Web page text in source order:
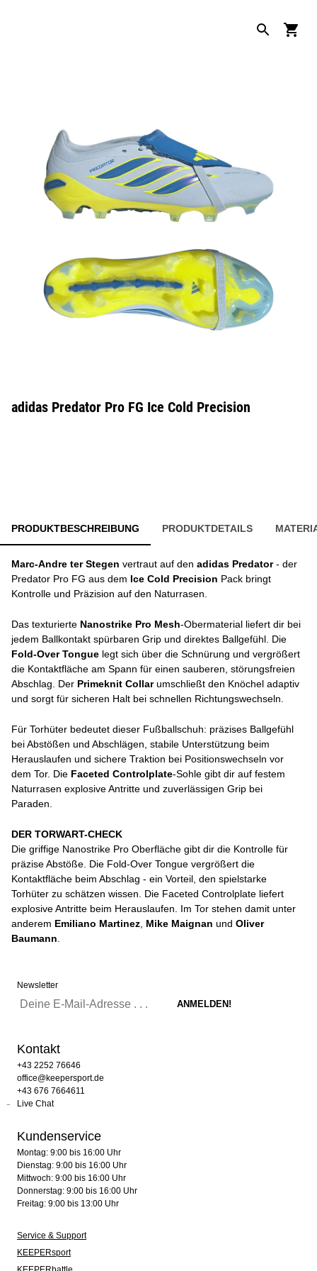
adidas Predator Pro FG Ice Cold Precision
PRODUKTBESCHREIBUNG PRODUKTDETAILS
Marc-Andre ter Stegen vertraut auf den adidas Predator- der
Predator Pro FG aus dem Ice Cold Precision Pack bringt
Kontrolle und Präzision auf den Naturrasen.
Das texturierte Nanostrike Pro Mesh-Obermaterial liefert dir bei
jedem Ballkontakt spürbaren Grip und direktes Ballgefühl. Die
Fold-Over Tongue legt sich über die Schnürung und vergrößert
die Kontaktfläche am Spann für einen sauberen, störungsfreien
Abschlag. Der Primeknit Collarumschließt den Knöchel adaptiv
und sorgt für sicheren Halt bei schnellen Richtungswechseln.
Für Torhüter bedeutet dieser Fußballschuh: präzises Ballgefühl
bei Abstößen und Abschlägen, stabile Unterstützung beim
Herauslaufen und sichere Traktion bei Positionswechseln vor
dem Tor. Die Faceted Controlplate-Sohle gibt dir auf festem
Naturrasen explosive Antritte und zuverlässigen Grip bei
Paraden.
DER TORWART-CHECK
Die griffige Nanostrike Pro Oberfläche gibt dir die Kontrolle für
präzise Abstöße. Die Fold-Over Tongue vergrößert die
Kontaktfläche beim Abschlag - ein Vorteil, den spielstarke
Torhüter zu schätzen wissen. Die Faceted Controlplate liefert
explosive Antritte beim Herauslaufen. Im Tor stehen damit unter
anderem Emiliano Martinez Mike Maignan und Oliver
Baumann
Newsletter
Kontakt
+43 2252 76646
office@keepersport.de
+43 676 7664611
Live Chat
Kundenservice
Montag: 9:00 bis 16:00 Uhr
Dienstag: 9:00 bis 16:00 Uhr
Mittwoch: 9:00 bis 16:00 Uhr
Donnerstag: 9:00 bis 16:00 Uhr
Freitag: 9:00 bis 13:00 Uhr
Service & Support
KEEPERsport